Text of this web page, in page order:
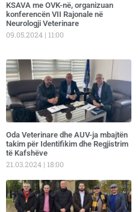
KSAVA me OVK-në, organizuan
konferencën VII Rajonale në
Neurologji Veterinare
09.05.2024 11:00
Oda Veterinare dhe AUV-ja mbajtën
takim për Identifikim dhe Regjistrim
të Kafshëve
21.03.2024 18:00